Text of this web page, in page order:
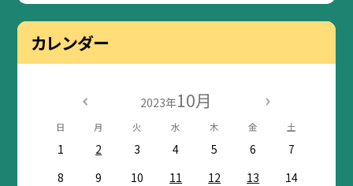
カレンダー
2023年10月
日 月 火 水 木 金 土
1 2 3 4 5 6
7
8
9 10 11 12 13
14